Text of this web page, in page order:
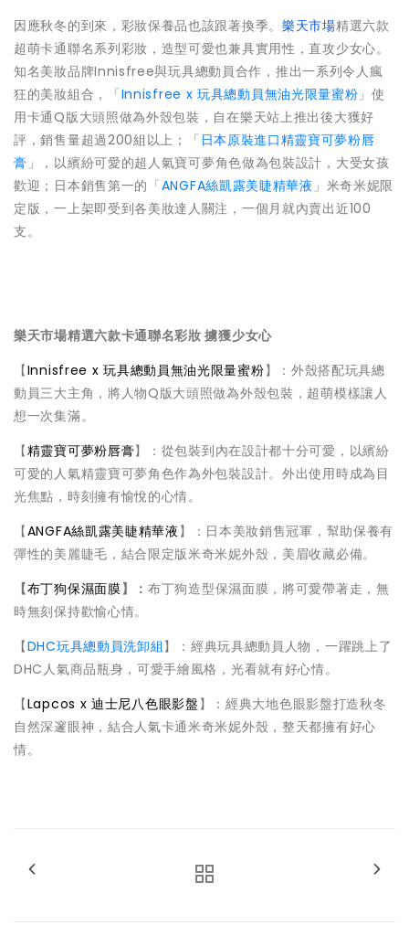
因應秋冬的到來，彩妝保養品也該跟著換季。 樂天市場精選六款
超萌卡通聯名系列彩妝，造型可愛也兼具實用性，直攻少女心。
知名美妝品牌Innisfree與玩具總動員合作，推出一系列令人瘋
狂的美妝組合，「Innisfree x 玩具總動員無油光限量蜜粉」使
用卡通Q版大頭照做為外殼包裝，自在樂天站上推出後大獲好
評，銷售量超過200組以上；「 日本原裝進口精靈寶可夢粉唇
膏」，以繽紛可愛的超人氣寶可夢角色做為包裝設計，大受女孩
歡迎；日本銷售第一的「ANGFA絲凱露美睫精華液」米奇米妮限
定版，一上架即受到各美妝達人關注，一個月就內賣出近100
支。
樂天市場精選六款卡通聯名彩妝 擄獲少女心
【Innisfree x 玩具總動員無油光限量蜜粉】：外殼搭配玩具總
動員三大主角，將人物Q版大頭照做為外殼包裝，超萌模樣讓人
想一次集滿。
【精靈寶可夢粉唇膏】：從包裝到內在設計都十分可愛，以繽紛
可愛的人氣精靈寶可夢角色作為外包裝設計。外出使用時成為目
光焦點，時刻擁有愉悅的心情。
【ANGFA絲凱露美睫精華液】：日本美妝銷售冠軍，幫助保養有
彈性的美麗睫毛，結合限定版米奇米妮外殼，美眉收藏必備。
【布丁狗保濕面膜】：布丁狗造型保濕面膜，將可愛帶著走，無
時無刻保持歡愉心情。
【DHC玩具總動員洗卸組】：經典玩具總動員人物，一躍跳上了
DHC人氣商品瓶身，可愛手繪風格，光看就有好心情。
【Lapcos x 迪士尼八色眼影盤 】：經典大地色眼影盤打造秋冬
自然深邃眼神，結合人氣卡通米奇米妮外殼，整天都擁有好心
情。